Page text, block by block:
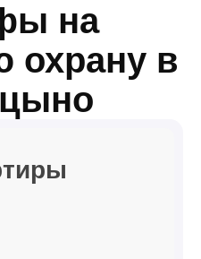
на
охрану в